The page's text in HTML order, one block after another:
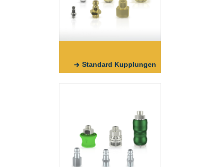
Standard Kupplungen